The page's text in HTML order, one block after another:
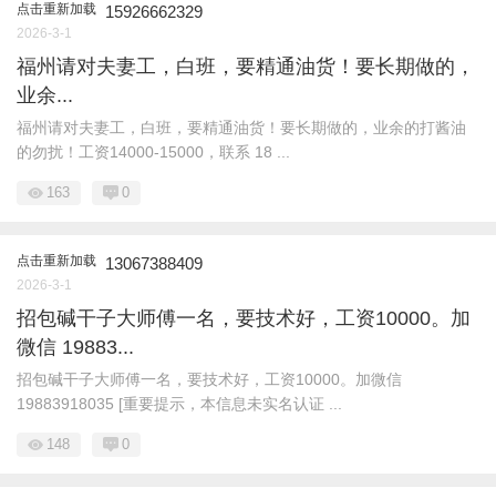
点击重新加载 15926662329
2026-3-1
福州请对夫妻工，白班，要精通油货！要长期做的，
业余...
福州请对夫妻工，白班，要精通油货！要长期做的，业余的打酱油
的勿扰！工资14000-15000，联系 18 ...
163 0
点击重新加载 13067388409
2026-3-1
招包碱干子大师傅一名，要技术好，工资10000。加
微信 19883...
招包碱干子大师傅一名，要技术好，工资10000。加微信
19883918035 [重要提示，本信息未实名认证 ...
148 0